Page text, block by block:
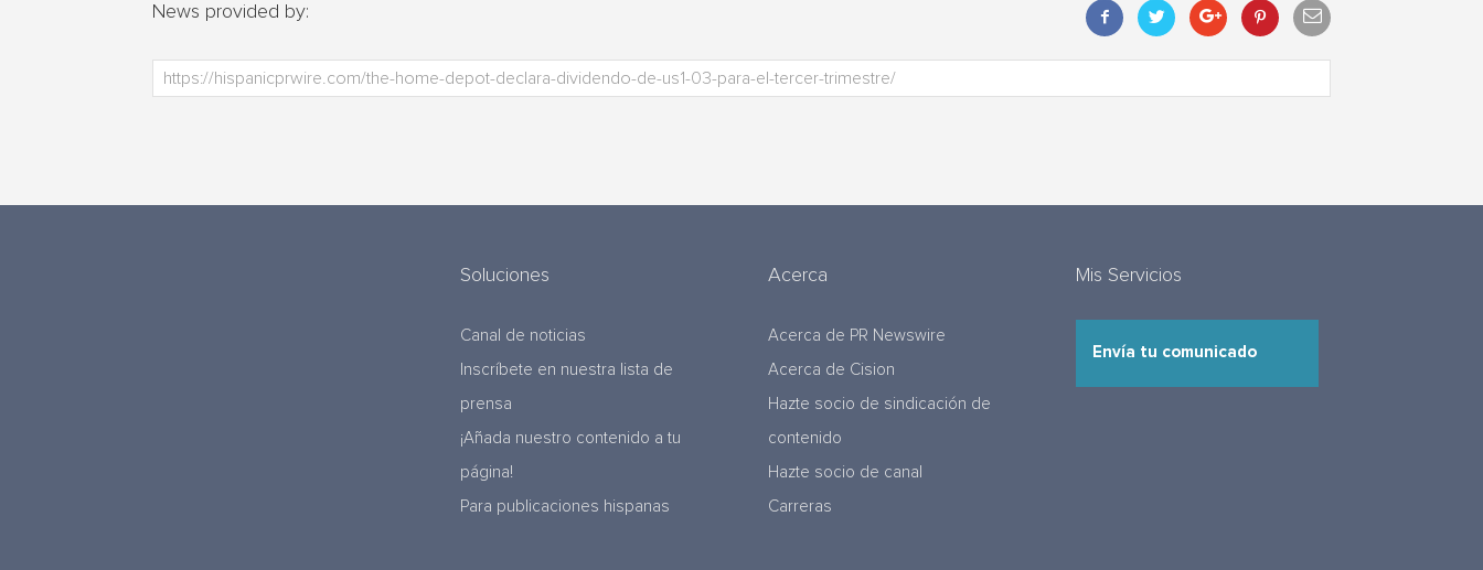
News provided by:
Soluciones
Canal de noticias
Inscríbete en nuestra lista de
prensa
¡Añada nuestro contenido a tu
página!
Para publicaciones hispanas
Acerca
Acerca de PR Newswire
Acerca de Cision
Hazte socio de sindicación de
contenido
Hazte socio de canal
Carreras
Mis Servicios
Envía tu comunicado